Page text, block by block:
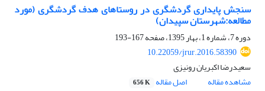
سنجش پایداری گردشگری در روستاهای هدف گردشگری (مورد
مطالعه:شهرستان سپیدان)
دوره 7، شماره 1، بهار 1395، صفحه
167-193
10.22059/jrur.2016.58390
سعیدرضا اکبریان رونیزی
مشاهده مقاله
اصل مقاله 656 K